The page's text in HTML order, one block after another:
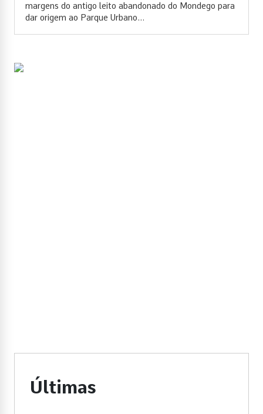
margens do antigo leito abandonado do Mondego para
dar origem ao Parque Urbano...
Últimas